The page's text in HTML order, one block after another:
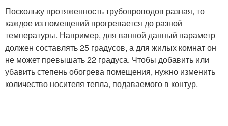
Поскольку протяженность трубопроводов разная, то
каждое из помещений прогревается до разной
температуры. Например, для ванной данный параметр
должен составлять 25 градусов, а для жилых комнат он
не может превышать 22 градуса. Чтобы добавить или
убавить степень обогрева помещения, нужно изменить
количество носителя тепла, подаваемого в контур.